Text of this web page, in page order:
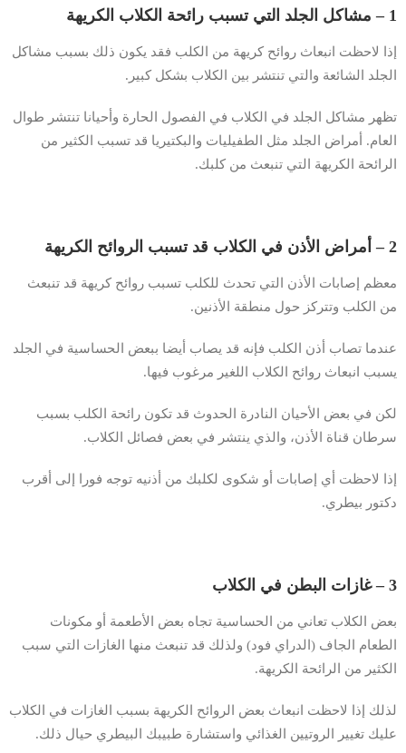
1 – مشاكل الجلد التي تسبب رائحة الكلاب الكريهة
إذا لاحظت انبعاث روائح كريهة من الكلب فقد يكون ذلك بسبب مشاكل
الجلد الشائعة والتي تنتشر بين الكلاب بشكل كبير.
تظهر مشاكل الجلد في الكلاب في الفصول الحارة وأحيانا تنتشر طوال
العام. أمراض الجلد مثل الطفيليات والبكتيريا قد تسبب الكثير من
الرائحة الكريهة التي تنبعث من كلبك.
2 – أمراض الأذن في الكلاب قد تسبب الروائح الكريهة
معظم إصابات الأذن التي تحدث للكلب تسبب روائح كريهة قد تنبعث
من الكلب وتتركز حول منطقة الأذنين.
عندما تصاب أذن الكلب فإنه قد يصاب أيضا ببعض الحساسية في الجلد
يسبب انبعاث روائح الكلاب اللغير مرغوب فيها.
لكن في بعض الأحيان النادرة الحدوث قد تكون رائحة الكلب بسبب
سرطان قناة الأذن، والذي ينتشر في بعض فصائل الكلاب.
إذا لاحظت أي إصابات أو شكوى لكلبك من أذنيه توجه فورا إلى أقرب
دكتور بيطري.
3 – غازات البطن في الكلاب
بعض الكلاب تعاني من الحساسية تجاه بعض الأطعمة أو مكونات
الطعام الجاف (الدراي فود) ولذلك قد تنبعث منها الغازات التي سبب
الكثير من الرائحة الكريهة.
لذلك إذا لاحظت انبعاث بعض الروائح الكريهة بسبب الغازات في الكلاب
عليك تغيير الروتيين الغذائي واستشارة طبيبك البيطري حيال ذلك.